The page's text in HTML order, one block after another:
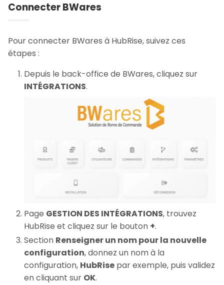
Connecter BWares
Pour connecter BWares à HubRise, suivez ces
étapes :
Depuis le back-office de BWares, cliquez sur
INTÉGRATIONS.
Page GESTION DES INTÉGRATIONS, trouvez
HubRise et cliquez sur le bouton +.
Section Renseigner un nom pour la nouvelle
configuration, donnez un nom à la
configuration, HubRise par exemple, puis validez
en cliquant sur OK.